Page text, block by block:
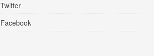
Twitter
Facebook